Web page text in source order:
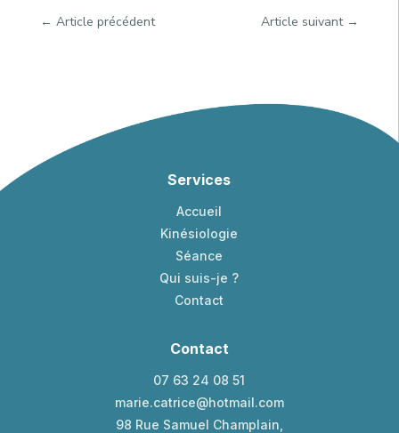
← Article précédent Article suivant→
Services
Accueil
Kinésiologie
Séance
Qui suis-je ?
Contact
Contact
07 63 24 08 51
marie.catrice@hotmail.com
98 Rue Samuel Champlain,